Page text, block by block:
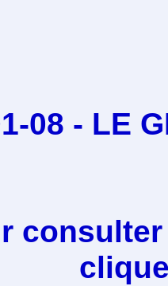
08 - LE